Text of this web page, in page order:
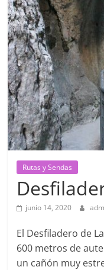
para
viajar
a
destinos
de
todo
el
mundo.
También
con
rutas
senderos
para
escapadas
fin
de
semana.
Rutas y Sendas
junio 14, 2020
El Desfiladero de
600 metros de
un cañón muy